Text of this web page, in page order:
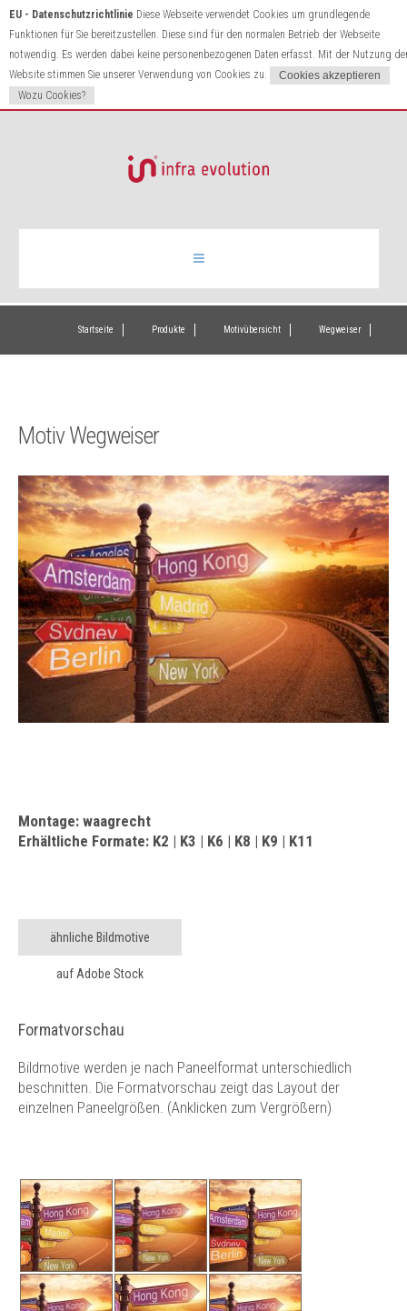
EU - Datenschutzrichtlinie Diese Webseite verwendet Cookies um grundlegende
Funktionen für Sie bereitzustellen. Diese sind für den normalen Betrieb der Webseite
notwendig. Es werden dabei keine personenbezogenen Daten erfasst. Mit der Nutzung
Website stimmen Sie unserer Verwendung von Cookies zu.
Wozu Cookies?
Infrarotheizung
Kontakt
Startseite Produkte Motivübersicht Wegweiser
Motiv Wegweiser
Montage: waagrecht
Erhältliche Formate: K2 | K3 | K6 | K8 | K9 | K11
ähnliche Bildmotive
auf Adobe Stock
Formatvorschau
Bildmotive werden je nach Paneelformat unterschiedlich
beschnitten. Die Formatvorschau zeigt das Layout der
einzelnen Paneelgrößen. (Anklicken zum Vergrößern)